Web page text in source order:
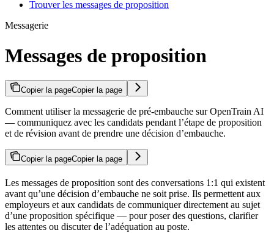
Trouver les messages de proposition
Messagerie
Messages de proposition
Copier la pageCopier la page
Comment utiliser la messagerie de pré-embauche sur OpenTrain AI
— communiquez avec les candidats pendant l’étape de proposition
et de révision avant de prendre une décision d’embauche.
Copier la pageCopier la page
Les messages de proposition sont des conversations 1:1 qui existent
avant qu’une décision d’embauche ne soit prise. Ils permettent aux
employeurs et aux candidats de communiquer directement au sujet
d’une proposition spécifique — pour poser des questions, clarifier
les attentes ou discuter de l’adéquation au poste.